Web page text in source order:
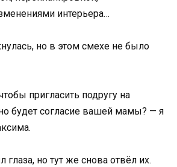
интерьера…
но в этом смехе не было
пригласить подругу на
будет согласие вашей мамы? — я
глаза, но тут же снова отвёл их.